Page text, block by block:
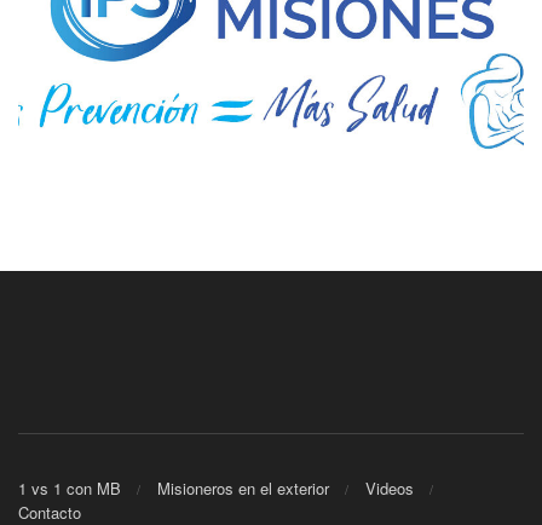
1 vs 1 con MB Misioneros en el exterior
Videos
Contacto